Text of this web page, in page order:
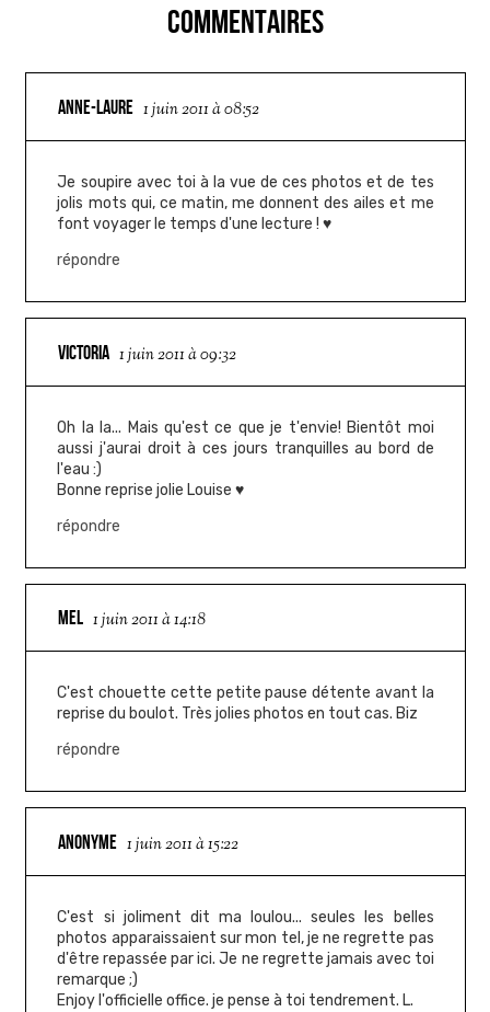
COMMENTAIRES
ANNE-LAURE 1 juin 2011 à 08:52
Je soupire avec toi à la vue de ces photos et de tes
jolis mots qui, ce matin, me donnent des ailes et me
font voyager le temps d'une lecture ! ♥
répondre
VICTORIA 1 juin 2011 à 09:32
Oh la la... Mais qu'est ce que je t'envie! Bientôt moi
aussi j'aurai droit à ces jours tranquilles au bord de
l'eau :)
Bonne reprise jolie Louise ♥
répondre
MEL 1 juin 2011 à 14:18
C'est chouette cette petite pause détente avant la
reprise du boulot. Très jolies photos en tout cas. Biz
répondre
ANONYME 1 juin 2011 à 15:22
C'est si joliment dit ma loulou... seules les belles
photos apparaissaient sur mon tel, je ne regrette pas
d'être repassée par ici. Je ne regrette jamais avec toi
remarque ;)
Enjoy l'officielle office. je pense à toi tendrement. L.